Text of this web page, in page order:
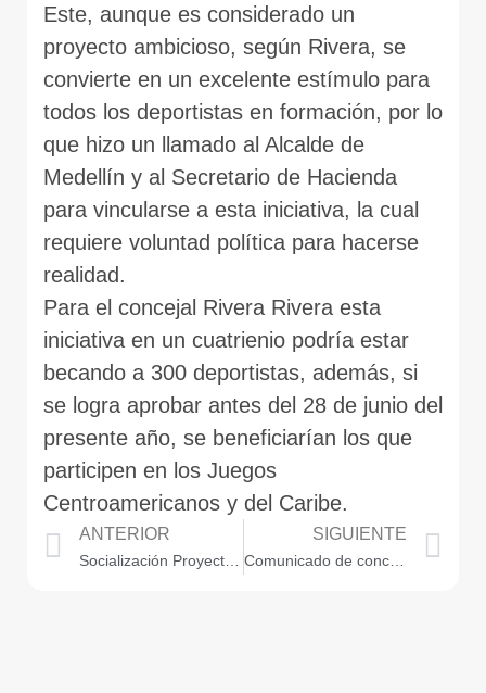
Este, aunque es considerado un
proyecto ambicioso, según Rivera, se
convierte en un excelente estímulo para
todos los deportistas en formación, por lo
que hizo un llamado al Alcalde de
Medellín y al Secretario de Hacienda
para vincularse a esta iniciativa, la cual
requiere voluntad política para hacerse
realidad.
Para el concejal Rivera Rivera esta
iniciativa en un cuatrienio podría estar
becando a 300 deportistas, además, si
se logra aprobar antes del 28 de junio del
presente año, se beneficiarían los que
participen en los Juegos
Centroamericanos y del Caribe.
ANTERIOR
Socialización Proyecto de Acuerdo 126 de 2018
SIGUIENTE
Comunicado de concejales a Gobernador de Antioquia por situación de Savia Salud